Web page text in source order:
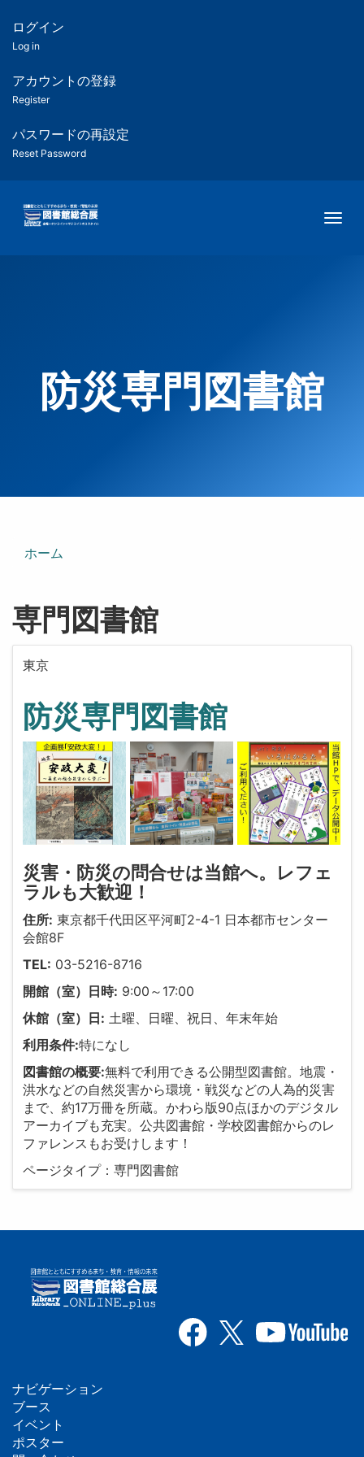
ツ
匿
名
ユ
ー
ー
用
メ
ログイン
Log in
アカウントの登録
Register
パスワードの再設定
Reset Password
防災専門図書館
ホーム
専門図書館
東京
防災専門図書館
災害・防災の問合せは当館へ。レフェ
ラルも大歓迎！
住所: 東京都千代田区平河町2-4-1 日本都市センター
会館8F
TEL: 03-5216-8716
開館（室）日時: 9:00～17:00
休館（室）日: 土曜、日曜、祝日、年末年始
利用条件:特になし
図書館の概要:無料で利用できる公開型図書館。地震・
洪水などの自然災害から環境・戦災などの人為的災害
まで、約17万冊を所蔵。かわら版90点ほかのデジタル
アーカイブも充実。公共図書館・学校図書館からのレ
ファレンスもお受けします！
ページタイプ：専門図書館
フ
ッ
ナビゲーション
ブース
イベント
ポスター